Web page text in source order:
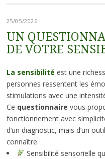
25/05/2026
UN
DE VOTRE
La sensibilité est une
personnes ressentent les
stimulations avec une
Ce questionnaire vous
fonctionnement avec
d’un diagnostic, mais d’un
connaître.
Sensibilité sensorielle